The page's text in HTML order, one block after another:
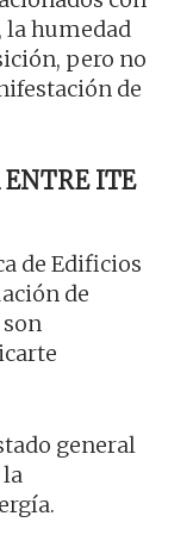
la humedad
pero no
de
ENTRE ITE
de Edificios
de
general
la